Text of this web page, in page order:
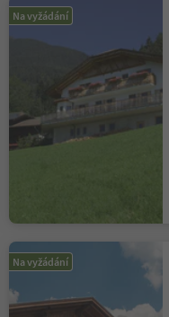
Na vyžádání
Na vyžádání